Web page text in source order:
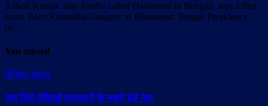
Ashok Kumar also fondly called Dadamoni in Bengali, was a film
actor. Born Kumudlal Ganguly in Bhagalpur, Bengal Presidency
he…
You missed
मीडिया संसार
याद किये एशियाई पत्रकारों के सबसे बड़े नेता